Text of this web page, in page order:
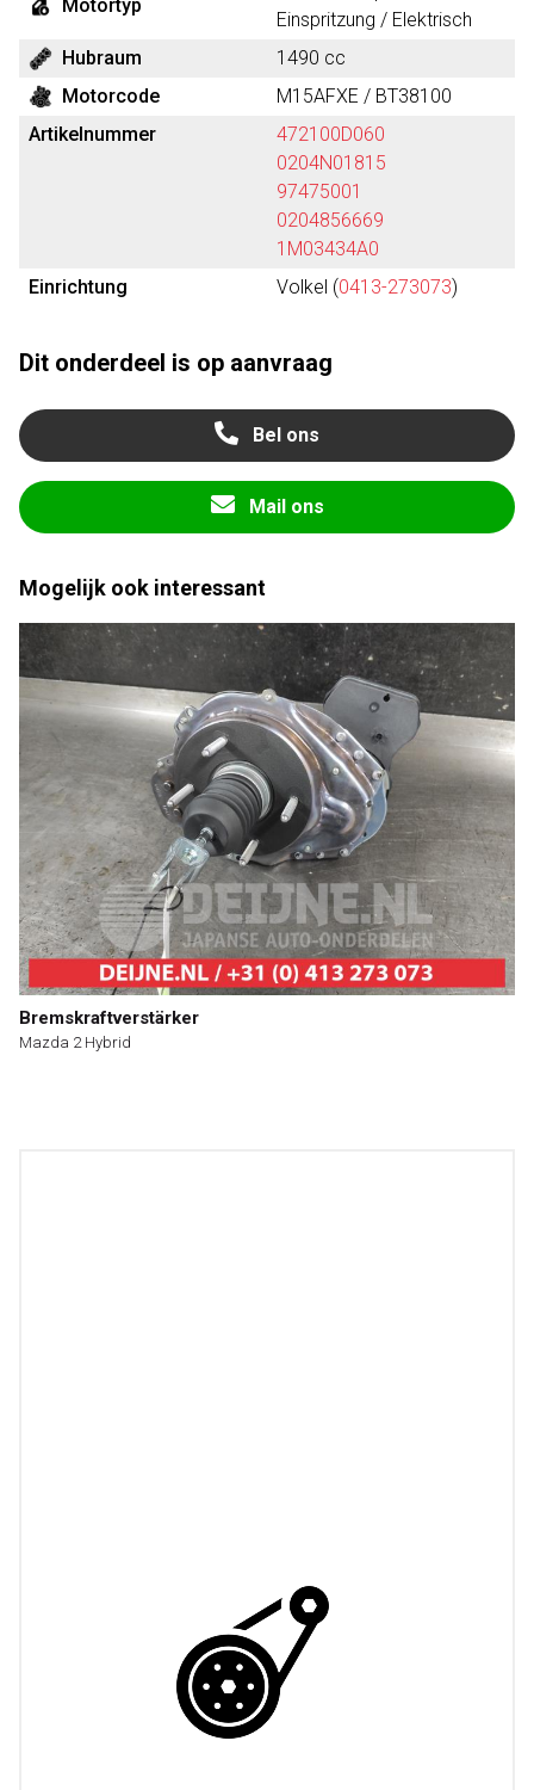
Motortyp
Einspritzung / Elektrisch
Hubraum
1490 cc
Motorcode
M15AFXE / BT38100
Artikelnummer
472100D060
0204N01815
97475001
0204856669
1M03434A0
Einrichtung
Volkel (0413-273073)
Dit onderdeel is op aanvraag
Bel ons
Mail ons
Mogelijk ook interessant
Bremskraftverstärker
Mazda 2 Hybrid